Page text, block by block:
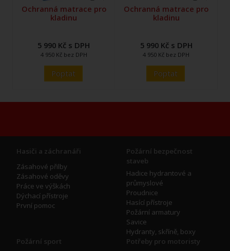
Ochranná matrace pro
kladinu
5 990 Kč s DPH
4 950 Kč bez DPH
Poptat
Ochranná matrace pro
kladinu
5 990 Kč s DPH
4 950 Kč bez DPH
Poptat
Hasiči a záchranáři
Zásahové přilby
Zásahové oděvy
Práce ve výškách
Dýchací přístroje
První pomoc
Požární bezpečnost
staveb
Hadice hydrantové a
průmyslové
Proudnice
Hasící přístroje
Požární armatury
Savice
Hydranty, skříně, boxy
Požární sport
Potřeby pro motoristy